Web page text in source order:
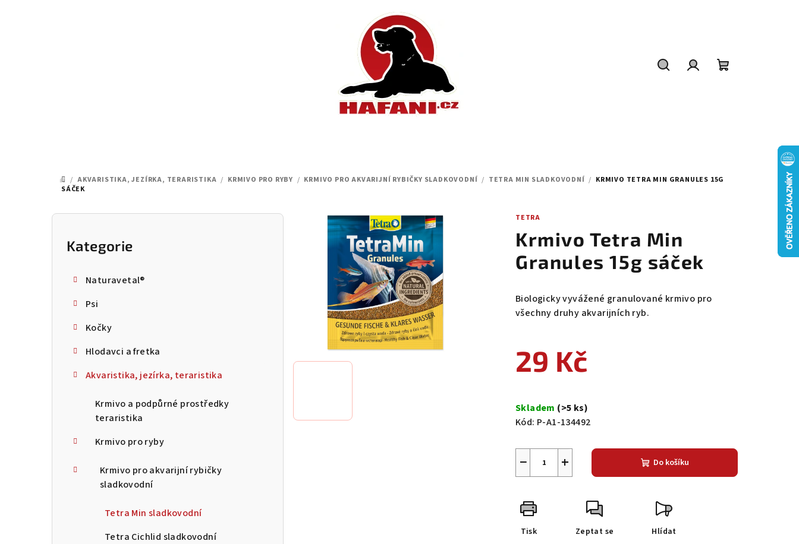
DOMŮ
/ AKVARISTIKA, JEZÍRKA, TERARISTIKA / KRMIVO PRO RYBY / KRMIVO PRO AKVARIJNÍ RYBIČKY SLADKOVODNÍ / TETRA MIN SLADKOVODNÍ / KRMIVO TETRA MIN GRANULES 15G
SÁČEK
P
Přeskočit
kategorie
Kategorie
Naturavetal®
Psi
Kočky
Hlodavci a fretka
Akvaristika, jezírka, teraristika
Krmivo a podpůrné prostředky
teraristika
Krmivo pro ryby
Krmivo pro akvarijní rybičky
sladkovodní
Tetra Min sladkovodní
Tetra Cichlid sladkovodní
TETRA
Krmivo Tetra Min
Granules 15g sáček
Biologicky vyvážené granulované krmivo pro
všechny druhy akvarijních ryb.
29 Kč
cena:
Skladem (>5 ks)
Kód: P-A1-134492
+
− Do košíku
Tisk Zeptat se Hlídat